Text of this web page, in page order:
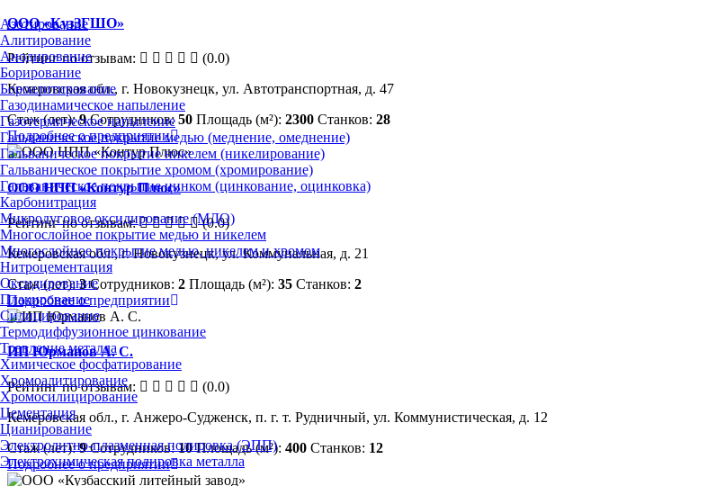
Азотирование
Алитирование
Анодирование
Борирование
Бороалитирование
Газодинамическое напыление
Газотермическое напыление
Гальваническое покрытие медью (меднение, омеднение)
Гальваническое покрытие никелем (никелирование)
Гальваническое покрытие хромом (хромирование)
Гальваническое покрытие цинком (цинкование, оцинковка)
Карбонитрация
Микродуговое оксидирование (МДО)
Многослойное покрытие медью и никелем
Многослойное покрытие медью, никелем и хромом
Нитроцементация
Оксидирование
Плакирование
Силицирование
Термодиффузионное цинкование
Травление металла
Химическое фосфатирование
Хромоалитирование
Хромосилицирование
Цементация
Цианирование
Электролитно-плазменная полировка (ЭПП)
Электрохимическая полировка металла
ООО «КузЗГШО»
Рейтинг по отзывам:
(0.0)
Кемеровская обл., г. Новокузнецк, ул. Автотранспортная, д. 47
Стаж (лет):9 Сотрудников:50 Площадь (м²): 2300 Станков: 28
Подробнее о предприятии
ООО НПП «Контур Плюс»
Рейтинг по отзывам:
(0.0)
Кемеровская обл., г. Новокузнецк, ул. Коммунальная, д. 21
Стаж (лет):3 Сотрудников: 2 Площадь (м²): 35 Станков: 2
Подробнее о предприятии
ИП Юрманов А. С.
Рейтинг по отзывам:
(0.0)
Кемеровская обл., г. Анжеро-Судженск, п. г. т. Рудничный, ул. Коммунистическая, д. 12
Стаж (лет):9 Сотрудников:10 Площадь (м²): 400 Станков: 12
Подробнее о предприятии